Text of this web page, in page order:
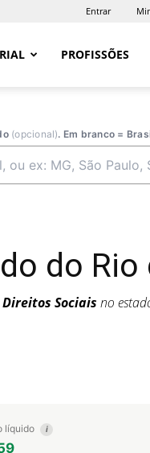
Entrar
PROFISSÕES
(opcional). Em branco =
do Rio
Sociais no
líquido i